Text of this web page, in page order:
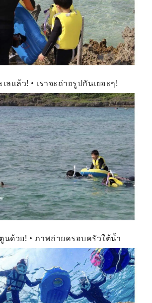
ลแล้ว! • เราจะถ่ายรูปกันเยอะๆ!
นด้วย! • ภาพถ่ายครอบครัวใต้น้ำ